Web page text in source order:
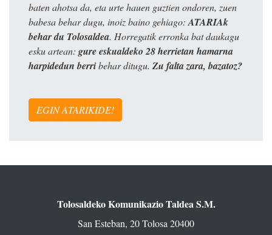
baten ahotsa da, eta urte hauen guztien ondoren, zuen
babesa behar dugu, inoiz baino gehiago: ATARIAk
behar du Tolosaldea. Horregatik erronka bat daukagu
esku artean: gure eskualdeko 28 herrietan hamarna
harpidedun berribehar ditugu. Zu falta zara, bazatoz?
EGIN ATARIKIDE!
Tolosaldeko Komunikazio Taldea S.M.
San Esteban, 20 Tolosa 20400